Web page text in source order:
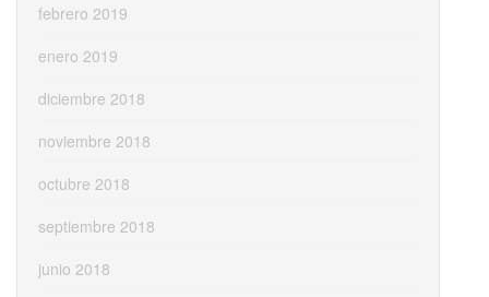
febrero 2019
enero 2019
diciembre 2018
noviembre 2018
octubre 2018
septiembre 2018
junio 2018